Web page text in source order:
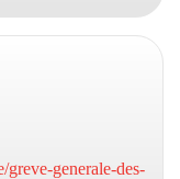
generale-des-